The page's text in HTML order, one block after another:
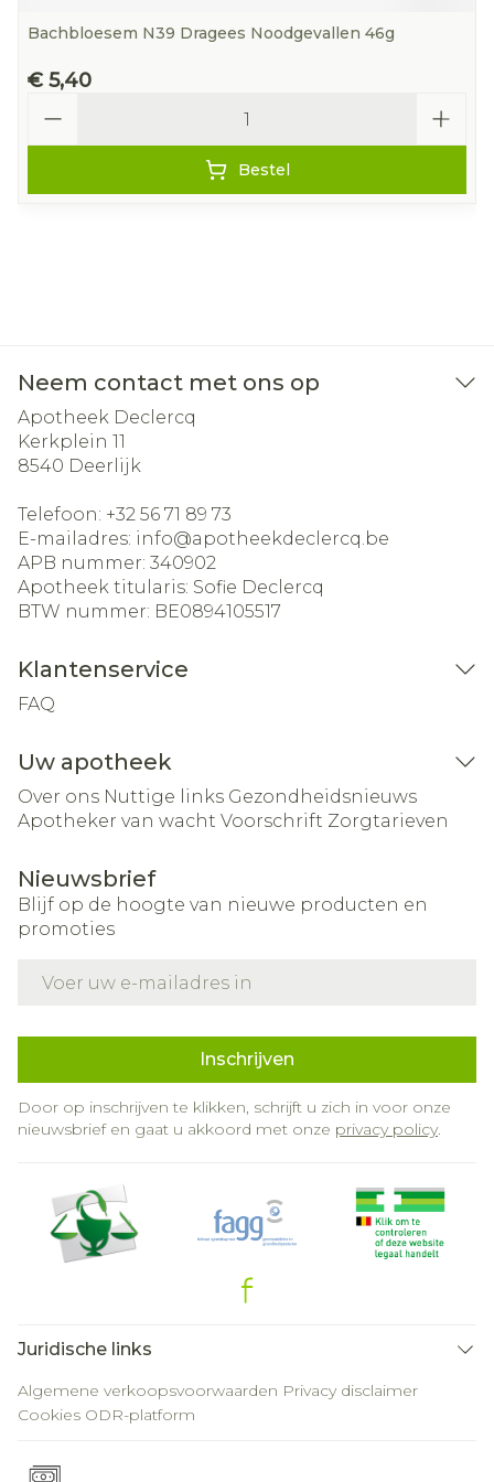
Bachbloesem N39 Dragees Noodgevallen 46g
€ 5,40
Bestel
Neem contact met ons op
Apotheek Declercq
Kerkplein 11
8540 Deerlijk
Telefoon: +32 56 71 89 73
E-mailadres: info@apotheekdeclercq.be
APB nummer: 340902
Apotheek titularis: Sofie Declercq
BTW nummer: BE0894105517
Klantenservice
FAQ
Uw apotheek
Over ons Nuttige links Gezondheidsnieuws
Apotheker van wacht Voorschrift Zorgtarieven
Nieuwsbrief
Blijf op de hoogte van nieuwe producten en
promoties
Inschrijven
Door op inschrijven te klikken, schrijft u zich in voor onze
nieuwsbrief en gaat u akkoord met onze privacy policy.
Juridische links
Algemene verkoopsvoorwaarden Privacy disclaimer
Cookies ODR-platform